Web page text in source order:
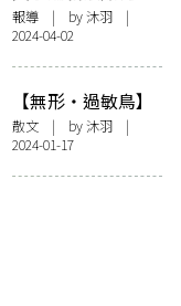
打？由香港打到台
灣的一段往事——
羅貴祥 x 朱宥勳
「要不要直接
說？」講座側記
報導 | by沐羽 |
2024-04-02
【無形・過敏鳥】
左右右左移動
散文 | by沐羽 |
2024-01-17